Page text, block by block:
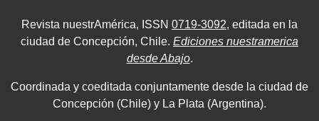
Revista nuestrAmérica, ISSN 0719-3092, editada en la
ciudad de Concepción, Chile. Ediciones nuestramerica
desde Abajo.
Coordinada y coeditada conjuntamente desde la ciudad de
Concepción (Chile) y La Plata (Argentina).